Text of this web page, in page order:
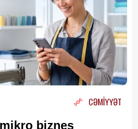
CƏMİYYƏT
biznes